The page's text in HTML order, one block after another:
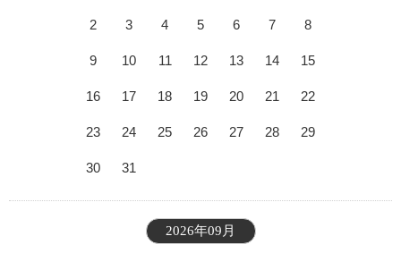
2 3 4 5 6 7 8
9 10 11 12 13 14 15
16 17 18 19 20 21 22
23 24 25 26 27 28 29
30 31
2026年09月